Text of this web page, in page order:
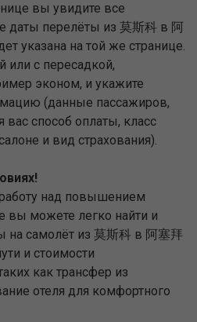
вы увидите все
даты перелёты из 莫斯科 в 阿
указана на той же странице.
или с пересадкой,
эконом, и укажите
(данные пассажиров,
способ оплаты, класс
и вид страхования).
над повышением
вы можете легко найти и
самолёт из 莫斯科 в 阿塞拜
и стоимости
как трансфер из
отеля для комфортного